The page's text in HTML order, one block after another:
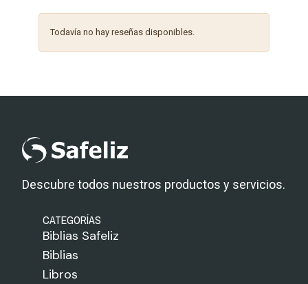
Todavía no hay reseñas disponibles.
Descubre todos nuestros productos y servicios.
CATEGORÍAS
Biblias Safeliz
Biblias
Libros